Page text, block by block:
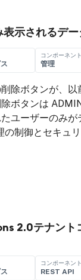
示されるデ
コンポーネント
管理
除ボタンが、
ボタンは
ユーザーのみが
制御とセキュリ
2.0テナント
コンポーネント
REST API